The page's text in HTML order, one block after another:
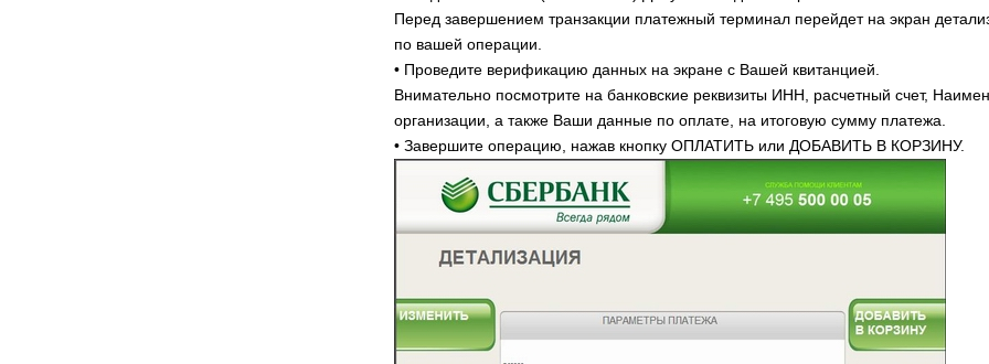
Перед завершением транзакции платежный терминал перейдет на экран
по вашей операции.
• Проведите верификацию данных на экране с Вашей квитанцией.
Внимательно посмотрите на банковские реквизиты ИНН, расчетный счет,
организации, а также Ваши данные по оплате, на итоговую сумму платежа.
• Завершите операцию, нажав кнопку ОПЛАТИТЬ или ДОБАВИТЬ В КОРЗИНУ.